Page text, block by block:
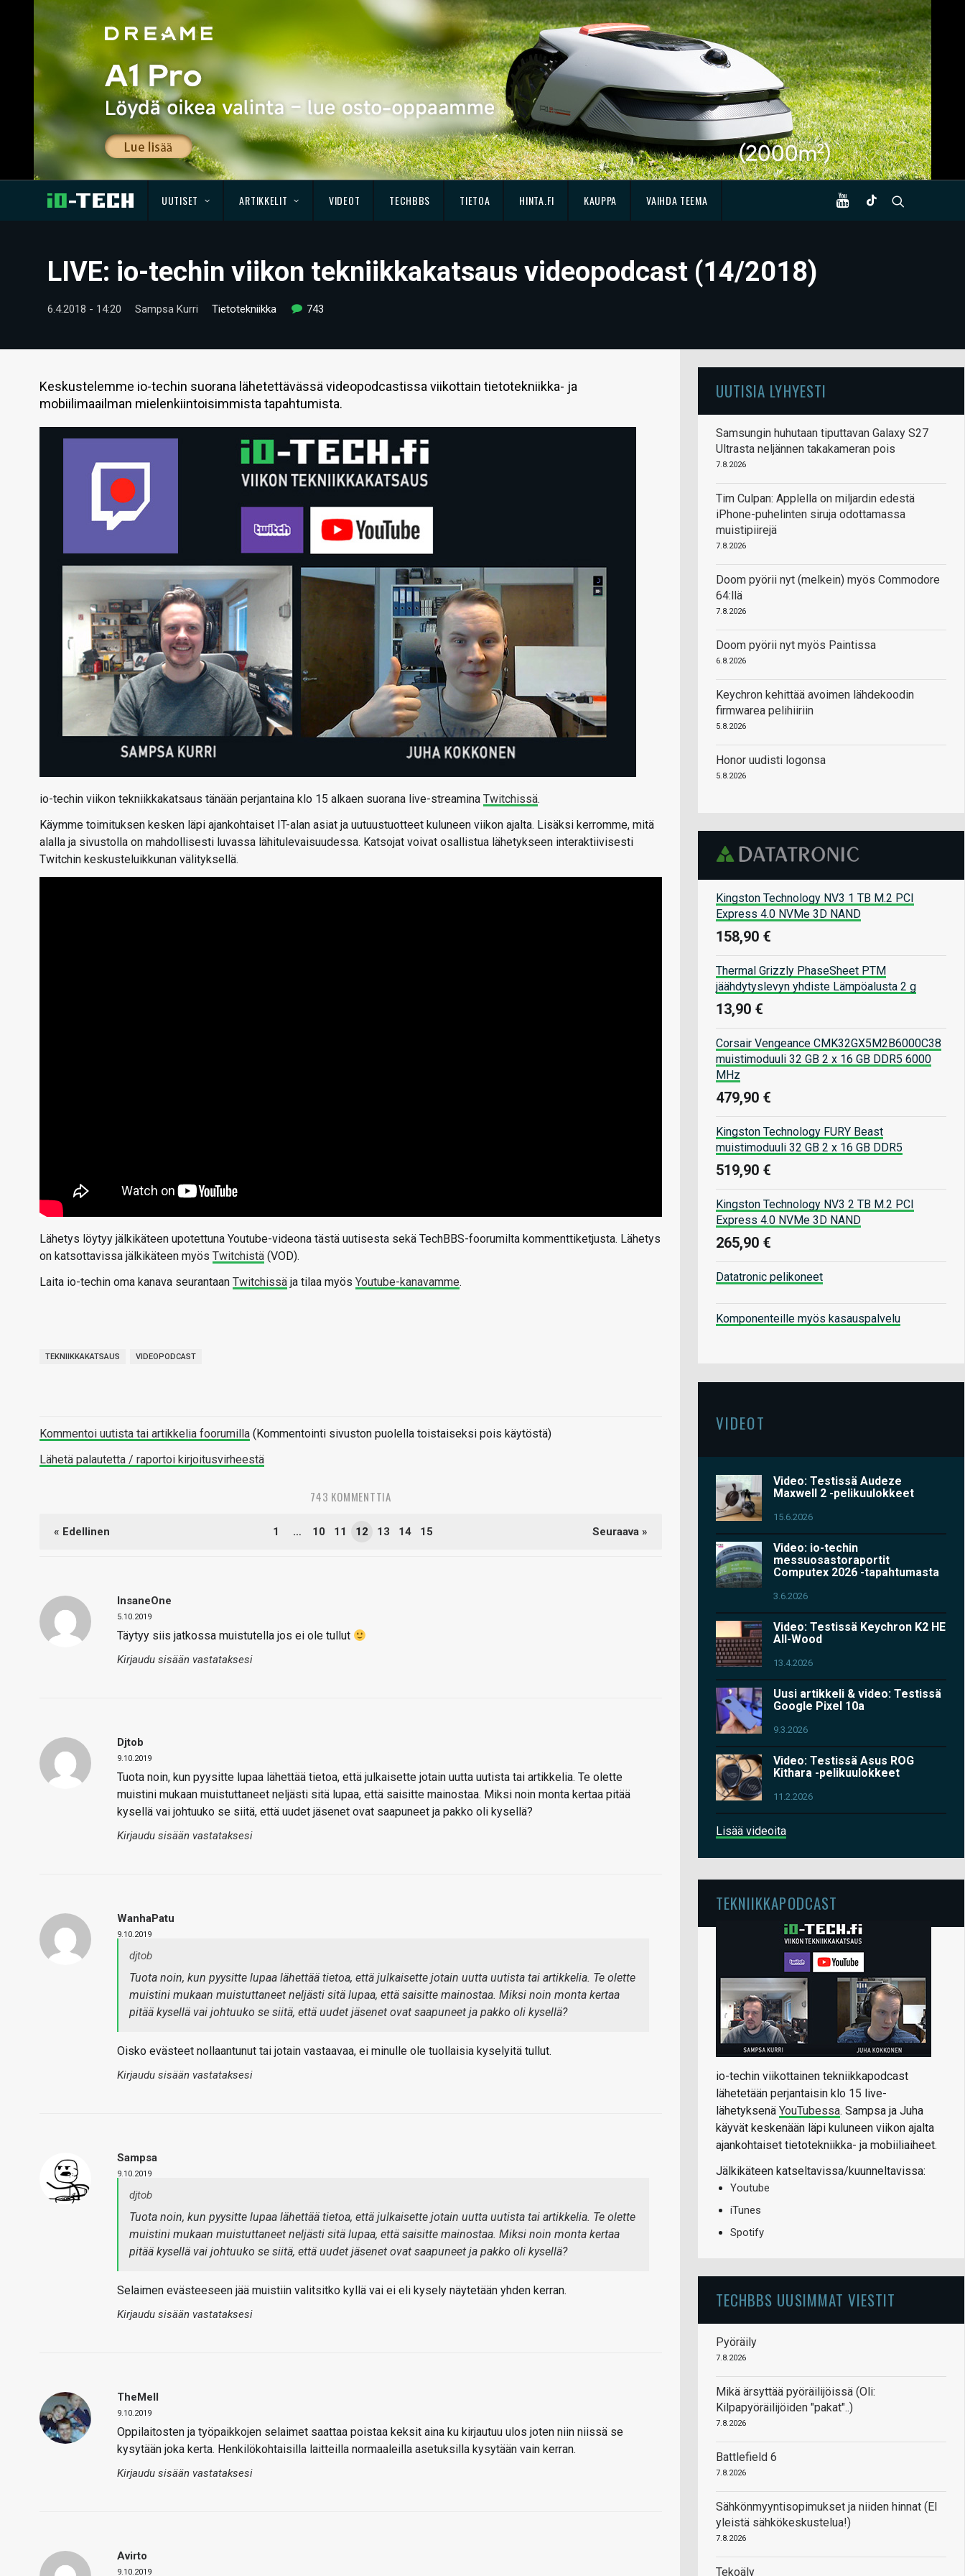
UUTISET ARTIKKELIT VIDEOT TECHBBS TIETOA HINTA.FI KAUPPA VAIHDA TEEMA
LIVE: io-techin viikon tekniikkakatsaus videopodcast (14/2018)
6.4.2018 - 14:20 Sampsa Kurri Tietotekniikka 743
Keskustelemme io-techin suorana lähetettävässä videopodcastissa viikottain tietotekniikka- ja
mobiilimaailman mielenkiintoisimmista tapahtumista.
io-techin viikon tekniikkakatsaus tänään perjantaina klo 15 alkaen suorana live-streamina Twitchissä.
Käymme toimituksen kesken läpi ajankohtaiset IT-alan asiat ja uutuustuotteet kuluneen viikon ajalta. Lisäksi kerromme, mitä
alalla ja sivustolla on mahdollisesti luvassa lähitulevaisuudessa. Katsojat voivat osallistua lähetykseen interaktiivisesti
Twitchin keskusteluikkunan välityksellä.
Lähetys löytyy jälkikäteen upotettuna Youtube-videona tästä uutisesta sekä TechBBS-foorumilta kommenttiketjusta. Lähetys
on katsottavissa jälkikäteen myös Twitchistä (VOD).
Laita io-techin oma kanava seurantaan Twitchissä ja tilaa myös Youtube-kanavamme.
TEKNIIKKAKATSAUS VIDEOPODCAST
Kommentoi uutista tai artikkelia foorumilla (Kommentointi sivuston puolella toistaiseksi pois käytöstä)
Lähetä palautetta / raportoi kirjoitusvirheestä
743 KOMMENTTIA
« Edellinen 1 … 10 11 12 13 14 15 Seuraava »
InsaneOne
5.10.2019
Täytyy siis jatkossa muistutella jos ei ole tullut
Kirjaudu sisään vastataksesi
Djtob
9.10.2019
Tuota noin, kun pyysitte lupaa lähettää tietoa, että julkaisette jotain uutta uutista tai artikkelia. Te olette
muistini mukaan muistuttaneet neljästi sitä lupaa, että saisitte mainostaa. Miksi noin monta kertaa pitää
kysellä vai johtuuko se siitä, että uudet jäsenet ovat saapuneet ja pakko oli kysellä?
Kirjaudu sisään vastataksesi
WanhaPatu
9.10.2019
djtob
Tuota noin, kun pyysitte lupaa lähettää tietoa, että julkaisette jotain uutta uutista tai artikkelia. Te olette
muistini mukaan muistuttaneet neljästi sitä lupaa, että saisitte mainostaa. Miksi noin monta kertaa
pitää kysellä vai johtuuko se siitä, että uudet jäsenet ovat saapuneet ja pakko oli kysellä?
Oisko evästeet nollaantunut tai jotain vastaavaa, ei minulle ole tuollaisia kyselyitä tullut.
Kirjaudu sisään vastataksesi
Sampsa
9.10.2019
djtob
Tuota noin, kun pyysitte lupaa lähettää tietoa, että julkaisette jotain uutta uutista tai artikkelia. Te olette
muistini mukaan muistuttaneet neljästi sitä lupaa, että saisitte mainostaa. Miksi noin monta kertaa
pitää kysellä vai johtuuko se siitä, että uudet jäsenet ovat saapuneet ja pakko oli kysellä?
Selaimen evästeeseen jää muistiin valitsitko kyllä vai ei eli kysely näytetään yhden kerran.
Kirjaudu sisään vastataksesi
TheMeII
9.10.2019
Oppilaitosten ja työpaikkojen selaimet saattaa poistaa keksit aina ku kirjautuu ulos joten niin niissä se
kysytään joka kerta. Henkilökohtaisilla laitteilla normaaleilla asetuksilla kysytään vain kerran.
Kirjaudu sisään vastataksesi
Avirto
9.10.2019
UUTISIA LYHYESTI
Samsungin huhutaan tiputtavan Galaxy S27
Ultrasta neljännen takakameran pois
7.8.2026
Tim Culpan: Applella on miljardin edestä
iPhone-puhelinten siruja odottamassa
muistipiirejä
7.8.2026
Doom pyörii nyt (melkein) myös Commodore
64:llä
7.8.2026
Doom pyörii nyt myös Paintissa
6.8.2026
Keychron kehittää avoimen lähdekoodin
firmwarea pelihiiriin
5.8.2026
Honor uudisti logonsa
5.8.2026
Kingston Technology NV3 1 TB M.2 PCI
Express 4.0 NVMe 3D NAND
158,90 €
Thermal Grizzly PhaseSheet PTM
jäähdytyslevyn yhdiste Lämpöalusta 2 g
13,90 €
Corsair Vengeance CMK32GX5M2B6000C38
muistimoduuli 32 GB 2 x 16 GB DDR5 6000
MHz
479,90 €
Kingston Technology FURY Beast
muistimoduuli 32 GB 2 x 16 GB DDR5
519,90 €
Kingston Technology NV3 2 TB M.2 PCI
Express 4.0 NVMe 3D NAND
265,90 €
Datatronic pelikoneet
Komponenteille myös kasauspalvelu
VIDEOT
Video: Testissä Audeze
Maxwell 2 -pelikuulokkeet
15.6.2026
Video: io-techin
messuosastoraportit
Computex 2026 -tapahtumasta
3.6.2026
Video: Testissä Keychron K2 HE
All-Wood
13.4.2026
Uusi artikkeli & video: Testissä
Google Pixel 10a
9.3.2026
Video: Testissä Asus ROG
Kithara -pelikuulokkeet
11.2.2026
Lisää videoita
TEKNIIKKAPODCAST
io-techin viikottainen tekniikkapodcast
lähetetään perjantaisin klo 15 live-
lähetyksenä YouTubessa. Sampsa ja Juha
käyvät keskenään läpi kuluneen viikon ajalta
ajankohtaiset tietotekniikka- ja mobiiliaiheet.
Jälkikäteen katseltavissa/kuunneltavissa:
Youtube
iTunes
Spotify
TECHBBS UUSIMMAT VIESTIT
Pyöräily
7.8.2026
Mikä ärsyttää pyöräilijöissä (Oli:
Kilpapyöräilijöiden "pakat"..)
7.8.2026
Battlefield 6
7.8.2026
Sähkönmyyntisopimukset ja niiden hinnat (EI
yleistä sähkökeskustelua!)
7.8.2026
Tekoäly